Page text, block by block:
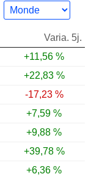
Varia. 5j.
+11,56 %
+22,83 %
-17,23 %
+7,59 %
+9,88 %
+39,78 %
+6,36 %